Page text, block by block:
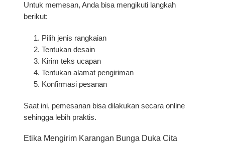
Untuk memesan, Anda bisa mengikuti langkah
berikut:
Pilih jenis rangkaian
Tentukan desain
Kirim teks ucapan
Tentukan alamat pengiriman
Konfirmasi pesanan
Saat ini, pemesanan bisa dilakukan secara online
sehingga lebih praktis.
Etika Mengirim Karangan Bunga Duka Cita